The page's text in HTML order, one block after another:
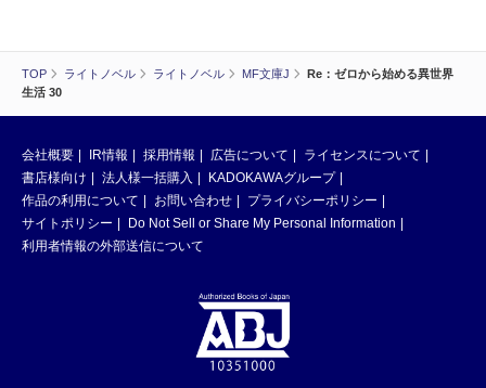
TOP ライトノベル ライトノベル MF文庫J
Re：ゼロから始める異世界
生活 30
会社概要 IR情報 採用情報 広告について
ライセンスについて
書店様向け
法人様一括購入
KADOKAWAグループ
作品の利用について
お問い合わせ
プライバシーポリシー
サイトポリシー
Do Not Sell or Share My Personal Information
利用者情報の外部送信について